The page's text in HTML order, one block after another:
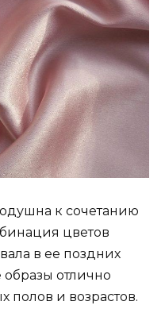
к сочетанию
цветов
в ее поздних
отлично
полов и возрастов.